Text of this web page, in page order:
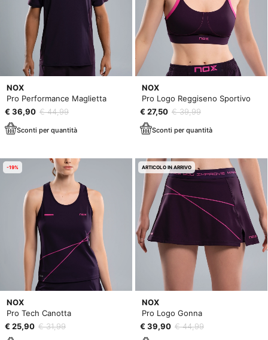
NOX
Pro Performance Maglietta
€ 36,90 € 44,99
Sconti per quantità
NOX
Pro Logo Reggiseno Sportivo
€ 27,50 € 39,99
Sconti per quantità
NOX
Pro Tech Canotta
€ 25,90 € 31,99
-19%
NOX
Pro Logo Gonna
€ 39,90 € 44,99
ARTICOLO IN ARRIVO